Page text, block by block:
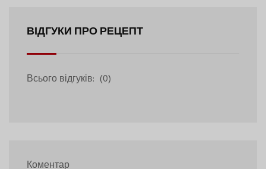
ВІДГУКИ ПРО РЕЦЕПТ
Всього відгуків: (0)
Коментар